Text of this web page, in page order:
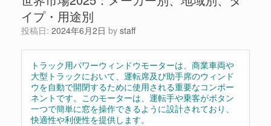
イプ・用途別
投稿日: 2024年6月2日 by staff
トラック用パワーウィンドウモーターは、商業車両や
大型トラックにおいて、運転席及び助手席のウィンド
ウを自動で開閉するために使用される重要なコンポー
ネントです。このモーターは、運転手や乗客がボタン
一つで簡単に窓を操作できるように設計されており、
快適性や利便性を提供します。